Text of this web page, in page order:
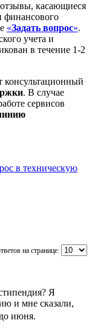
касающиеся
финансового
«Задать вопрос».
учета и
в течение 1-2
консультационный
. В случае
сервисов
в техническую
на странице:
Я
и мне сказали,
июня.